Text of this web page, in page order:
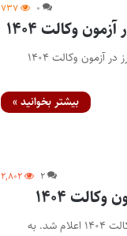
۰ ۷۳۷
وکالت ۱۴۰۴
پایگاه خبری اختبار- اطلاعیه نحوه ثبت نام پذیرفته شدگان کانون وکلای دادگستری البرز در آزمون وکالت ۱۴۰۴
بیشتر بخوانید »
۲ ۲,۸۰۲
۱۴۰۴
پایگاه خبری اختبار- اسامی پذیرفته شدگان کانون وکلای دادگستری اردبیل در آزمون وکالت ۱۴۰۴ اعلام شد. به